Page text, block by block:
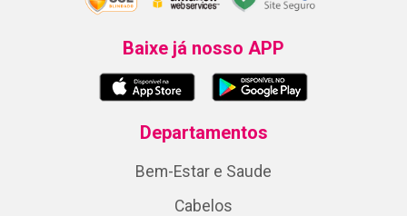
Baixe já nosso APP
Departamentos
Bem-Estar e Saude
Cabelos